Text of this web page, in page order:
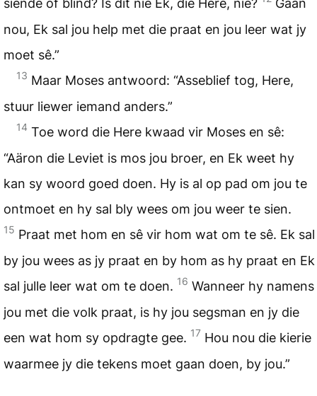
siende of blind? Is dit nie Ek, die Here, nie?
Gaan
nou, Ek sal jou help met die praat en jou leer wat jy
moet sê.”
13 Maar Moses antwoord: “Asseblief tog, Here,
stuur liewer iemand anders.”
14 Toe word die Here kwaad vir Moses en sê:
“Aäron die Leviet is mos jou broer, en Ek weet hy
kan sy woord goed doen. Hy is al op pad om jou te
ontmoet en hy sal bly wees om jou weer te sien.
15 Praat met hom en sê vir hom wat om te sê. Ek sal
by jou wees as jy praat en by hom as hy praat en Ek
sal julle leer wat om te doen. 16 Wanneer hy namens
jou met die volk praat, is hy jou segsman en jy die
een wat hom sy opdragte gee. 17 Hou nou die kierie
waarmee jy die tekens moet gaan doen, by jou.”